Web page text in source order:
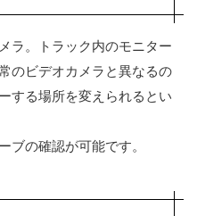
ラ。トラック内のモニター
のビデオカメラと異なるの
する場所を変えられるとい
ブの確認が可能です。